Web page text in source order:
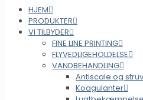
HJEM
PRODUKTER
VI TILBYDER
FINE LINE PRINTING
FLYVEDLIGEHOLDELSE
VANDBEHANDLING
Antiscale og
Koagulanter